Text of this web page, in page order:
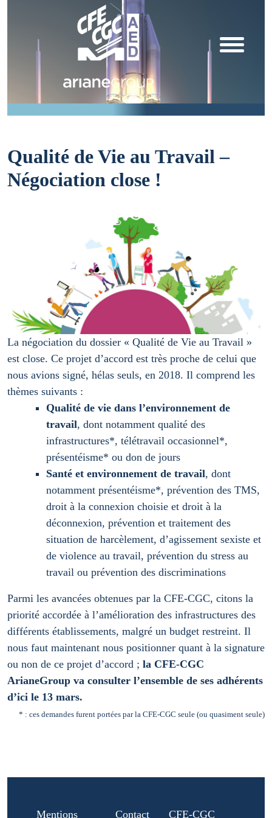
Qualité de Vie au Travail –
Négociation close !
La négociation du dossier « Qualité de Vie au Travail »
est close. Ce projet d’accord est très proche de celui que
nous avions signé, hélas seuls, en 2018. Il comprend les
thèmes suivants :
Qualité de vie dans l’environnement de
travail, dont notamment qualité des
infrastructures*, télétravail occasionnel*,
présentéisme* ou don de jours
Santé et environnement de travail, dont
notamment présentéisme*, prévention des TMS,
droit à la connexion choisie et droit à la
déconnexion, prévention et traitement des
situation de harcèlement, d’agissement sexiste et
de violence au travail, prévention du stress au
travail ou prévention des discriminations
Parmi les avancées obtenues par la CFE-CGC, citons la
priorité accordée à l’amélioration des infrastructures des
différents établissements, malgré un budget restreint. Il
nous faut maintenant nous positionner quant à la signature
ou non de ce projet d’accord ; la CFE-CGC
ArianeGroup va consulter l’ensemble de ses adhérents
d’ici le 13 mars.
* : ces demandes furent portées par la CFE-CGC seule (ou quasiment seule)
Mentions Contact CFE-CGC